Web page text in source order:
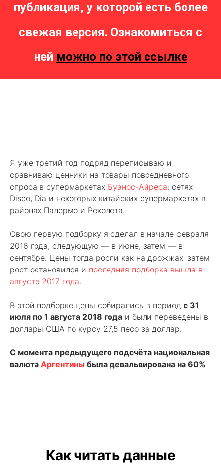
публикация, у которой есть более
свежая версия. Ознакомиться с
ней можно по этой ссылке
Я уже третий год подряд переписываю и
сравниваю ценники на товары повседневного
спроса в супермаркетах Буэнос-Айреса: сетях
Disco, Dia и некоторых китайских супермаркетах в
районах Палермо и Реколета.
Свою первую подборку я сделал в начале февраля
2016 года, следующую — в июне, затем — в
сентябре. Цены тогда росли как на дрожжах, затем
рост остановился и последняя подборка вышла в
августе 2017 года.
В этой подборке цены собирались в период с 31
июля по 1 августа 2018 года и были переведены в
доллары США по курсу 27,5 песо за доллар.
С момента предыдущего подсчёта национальная
валюта Аргентины была девальвирована на 60%
Как читать данные